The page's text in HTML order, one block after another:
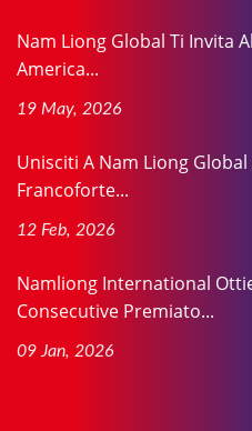
Nam Liong Global Ti Invita
America...
19 May, 2026
Unisciti A Nam Liong
Francoforte...
12 Feb, 2026
Namliong International
Consecutive Premiato...
09 Jan, 2026